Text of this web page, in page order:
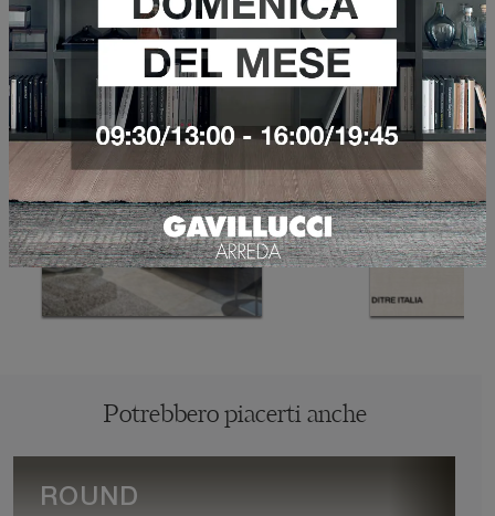
Potrebbero piacerti anche
ROUND